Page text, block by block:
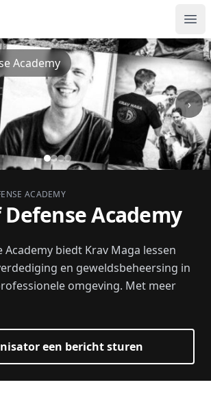
Academy
›
ACADEMY
Defense Academy
Academy biedt Krav Maga lessen
en geweldsbeheersing in
omgeving. Met meer
een bericht sturen